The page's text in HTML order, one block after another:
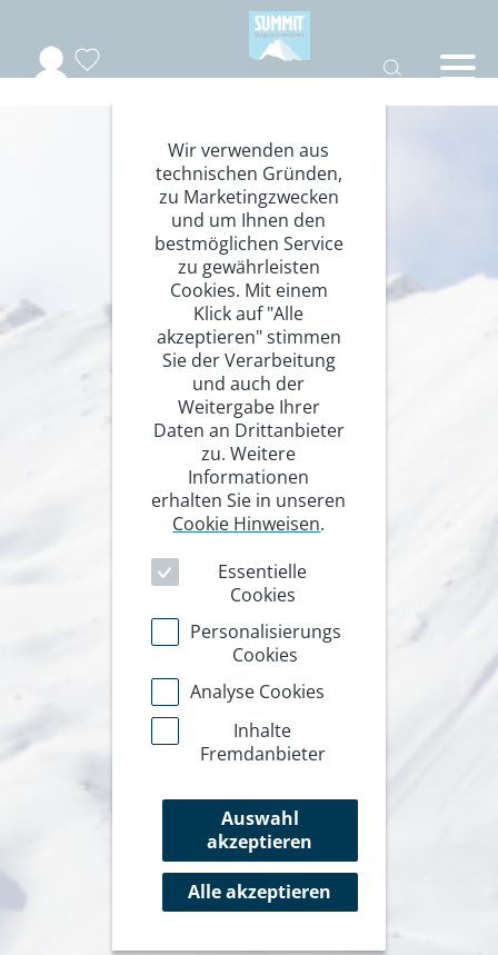
Wir verwenden aus
technischen Gründen,
zu Marketingzwecken
und um Ihnen den
bestmöglichen Service
zu gewährleisten
Cookies. Mit einem
Klick auf "Alle
akzeptieren" stimmen
Sie der Verarbeitung
und auch der
Weitergabe Ihrer
Daten an Drittanbieter
zu. Weitere
Informationen
erhalten Sie in unseren
Cookie Hinweisen.
Essentielle
Cookies
Personalisierungs
Cookies
Analyse Cookies
Inhalte
Fremdanbieter
Auswahl
akzeptieren
Alle akzeptieren